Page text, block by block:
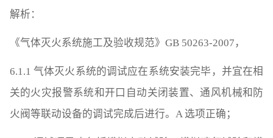
解析：
《气体灭火系统施工及验收规范》GB 50263-2007，
6.1.1 气体灭火系统的调试应在系统安装完毕，并宜在相
关的火灾报警系统和开口自动关闭装置、通风机械和防
火阀等联动设备的调试完成后进行。A 选项正确；